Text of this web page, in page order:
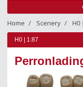
Home Scenery H0
H0 | 1:87